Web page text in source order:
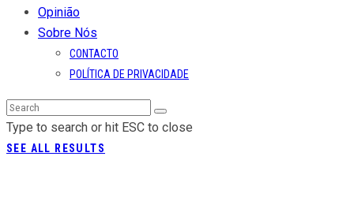
Opinião
Sobre Nós
CONTACTO
POLÍTICA DE PRIVACIDADE
Type to search or hit ESC to close
SEE ALL RESULTS